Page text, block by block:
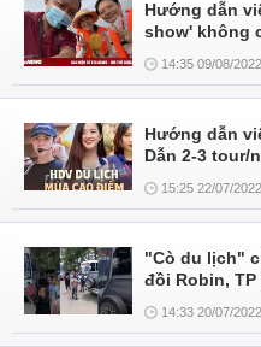
Hướng dẫn
show' không
14:35 09/08/2022
Hướng dẫn
Dẫn 2-3 tour/
15:25 22/07/2022
"Cò du lịch"
đồi Robin,
14:33 20/07/2022